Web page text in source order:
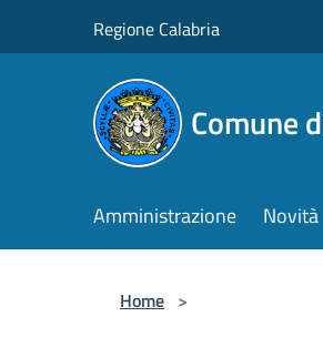
Regione Calabria
Comune
Amministrazione Novità
Home >